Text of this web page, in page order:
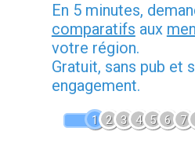
En 5 minutes,
comparatifs aux
votre région.
Gratuit, sans pub et
engagement.
1 2 3 4 5 6 7